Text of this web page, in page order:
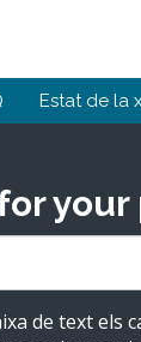
Estat de la
de text els